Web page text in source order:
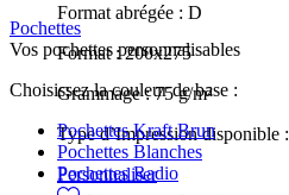
Pochettes
Vos pochettes personnalisables
Choisissez la couleur de base :
Pochettes Kraft Brun
Pochettes Blanches
Pochettes Radio
Format abrégée : D
Format : 200x275
Grammage :75 g/m²
Type d’Impression disponible :
Personnaliser